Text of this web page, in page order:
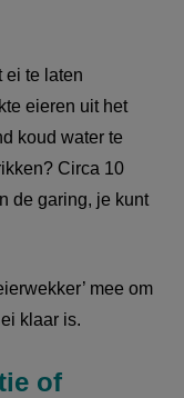
ei te laten
eieren uit het
koud water te
Circa 10
de garing, je kunt
mee om
klaar is.
of